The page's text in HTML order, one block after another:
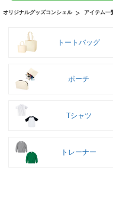
オリジナルグッズコンシェル アイテム一
トートバッグ
ポーチ
Tシャツ
トレーナー